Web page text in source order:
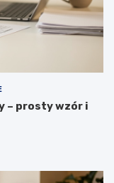
– prosty wzór i